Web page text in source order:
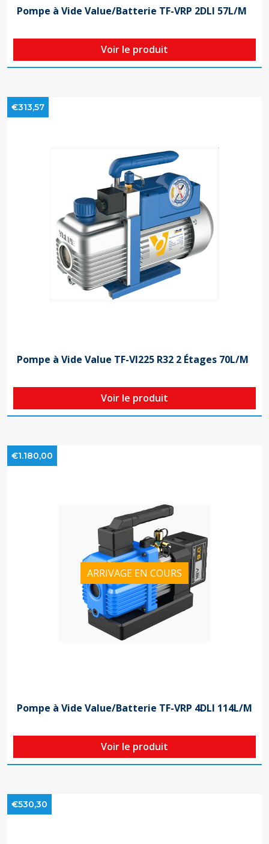
Pompe à Vide Value/Batterie TF-VRP 2DLI 57L/M
Voir le produit
€313,57
Pompe à Vide Value TF-VI225 R32 2 Étages 70L/M
Voir le produit
ARRIVAGE EN COURS
€1.180,00
Pompe à Vide Value/Batterie TF-VRP 4DLI 114L/M
Voir le produit
€530,30